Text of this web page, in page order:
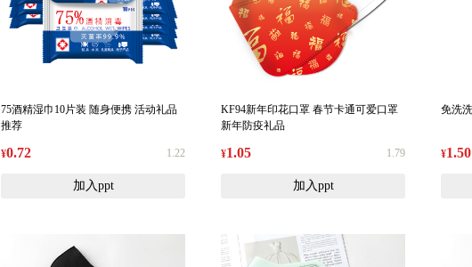
75酒精湿巾10片装 随身便携 活动礼品
推荐
¥0.72 1.22
加入ppt
KF94新年印花口罩 春节卡通可爱口罩
新年防疫礼品
¥1.05 1.79
加入ppt
¥1.50